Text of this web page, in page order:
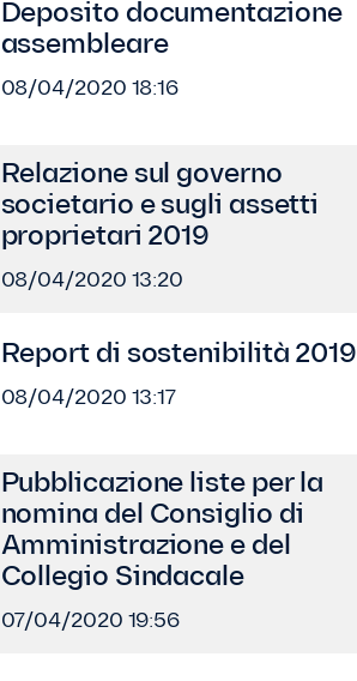
Deposito documentazione
assembleare
08/04/2020 18:16
Relazione sul governo
societario e sugli assetti
proprietari 2019
08/04/2020 13:20
Report di sostenibilità 2019
08/04/2020 13:17
Pubblicazione liste per la
nomina del Consiglio di
Amministrazione e del
Collegio Sindacale
07/04/2020 19:56